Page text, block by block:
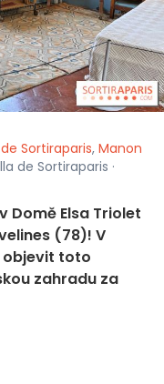
Sortiraparis, Manon
de Sortiraparis ·
Domě Elsa Triolet
(78)! V
objevit toto
zahradu za